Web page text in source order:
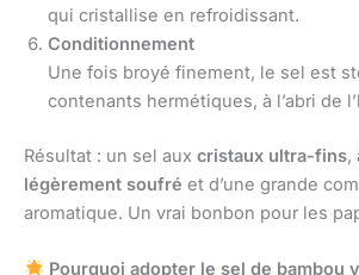
qui cristallise en refroidissant.
Conditionnement
Une fois broyé finement, le sel est
contenants hermétiques, à l’abri de
Résultat : un sel aux cristaux ultra-fins,
légèrement soufré et d’une grande
aromatique. Un vrai bonbon pour les
Pourquoi adopter le sel de bambou